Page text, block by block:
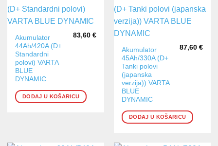
Akumulator
44Ah/420A (D+
Standardni
polovi) VARTA
BLUE
DYNAMIC
83,60 €
DODAJ U KOŠARICU
Akumulator
45Ah/330A (D+
Tanki polovi
(japanska
verzija)) VARTA
BLUE
DYNAMIC
87,60 €
DODAJ U KOŠARICU